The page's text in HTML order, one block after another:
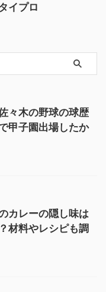
イプロ
々木の野球の球歴
甲子園出場したか
カレーの隠し味は
材料やレシピも調